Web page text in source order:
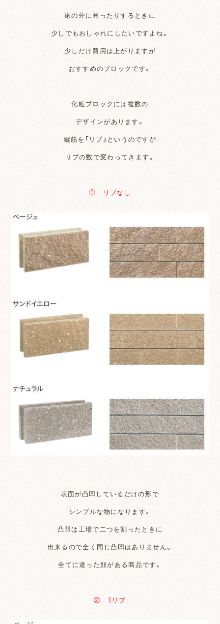
家の外に囲ったりするときに
少しでもおしゃれにしたいですよね。
少しだけ費用は上がりますが
おすすめのブロックです。
化粧ブロックには複数の
デザインがあります。
縦筋を「リブ」というのですが
リブの数で変わってきます。
① リブなし
表面が凸凹しているだけの形で
シンプルな物になります。
凸凹は工場で二つを割ったときに
出来るので全く同じ凸凹はありません。
全てに違った顔がある商品です。
② 1リブ